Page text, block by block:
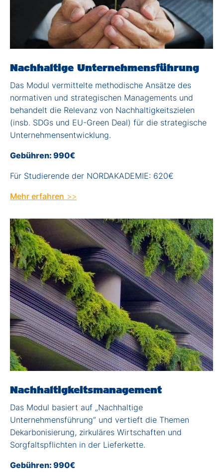
Nachhaltige Unternehmensführung
Das Modul vermittelte methodische Ansätze des
normativen und strategischen Managements und
behandelt die Relevanz von Nachhaltigkeitszielen
(insb. SDGs und EU-Green Deal) für die strategische
Unternehmensentwicklung.
Gebühren: 990€
Für Studierende der NORDAKADEMIE: 620€
Mehr erfahren >>
Nachhaltigkeitsmanagement
Das Modul basiert auf „Nachhaltige
Unternehmensführung“ und vertieft die Themen
Dekarbonisierung, zirkuläres Wirtschaften und
Sorgfaltspflichten in der Lieferkette.
Gebühren: 990€